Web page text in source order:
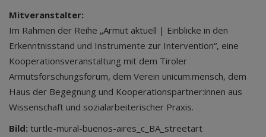
Mitveranstalter:
Im Rahmen der Reihe „Armut aktuell | Einblicke in den
Erkenntnisstand und Instrumente zur Intervention“, eine
Kooperationsveranstaltung mit dem Tiroler
Armutsforschungsforum, dem Verein unicum:mensch, dem
Haus der Begegnung und Kooperationspartner:innen aus
Wissenschaft und sozialarbeiterischer Praxis.
Bild: turtle-mural-buenos-aires_c_BA_streetart